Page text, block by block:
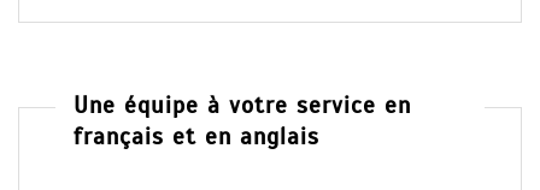
Une équipe à votre service en
français et en anglais